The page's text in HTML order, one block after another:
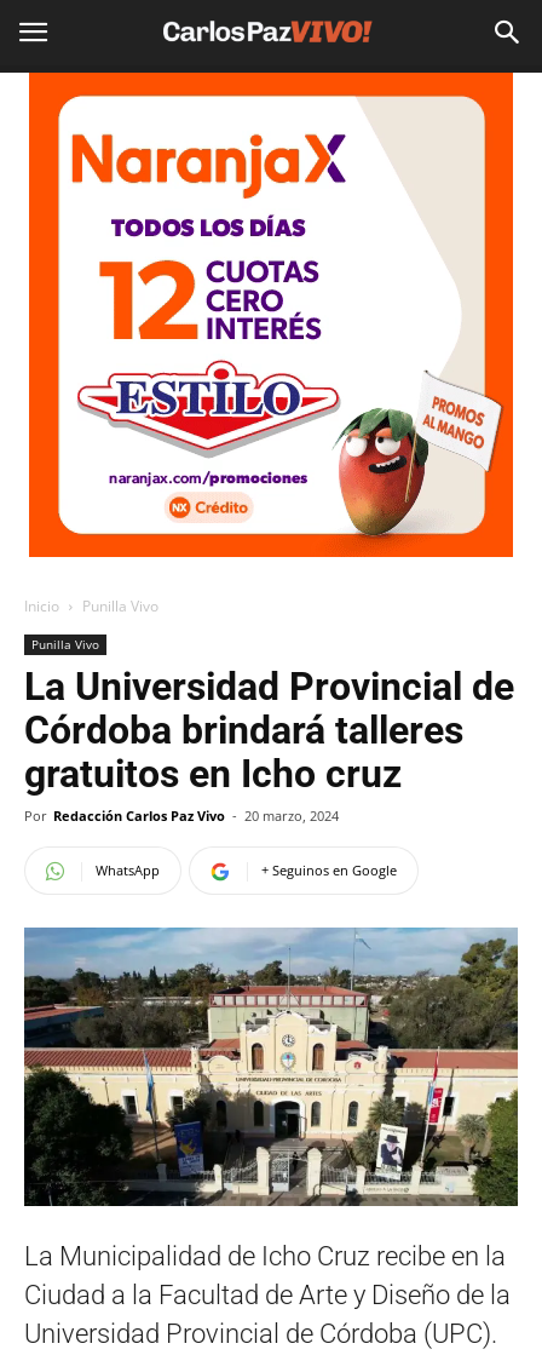
Inicio Punilla Vivo
Punilla Vivo
La Universidad Provincial de
Córdoba brindará talleres
gratuitos en Icho cruz
Por Redacción Carlos Paz Vivo - 20 marzo, 2024
WhatsApp + Seguinos en Google
La Municipalidad de Icho Cruz recibe en la
Ciudad a la Facultad de Arte y Diseño de la
Universidad Provincial de Córdoba (UPC).